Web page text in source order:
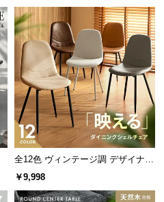
全12色 ヴィンテージ調 デザイナー
ズシェルチェア
￥9,998